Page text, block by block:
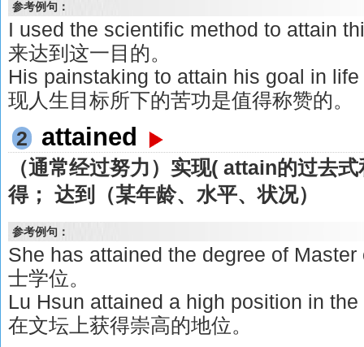
参考例句：
I used the scientific method to attain
来达到这一目的。
His painstaking to attain his goal in
现人生目标所下的苦功是值得称赞的。
2
attained
（通常经过努力）实现( attain的过去
得； 达到（某年龄、水平、状况）
参考例句：
She has attained the degree of
士学位。
Lu Hsun attained a high position in
在文坛上获得崇高的地位。